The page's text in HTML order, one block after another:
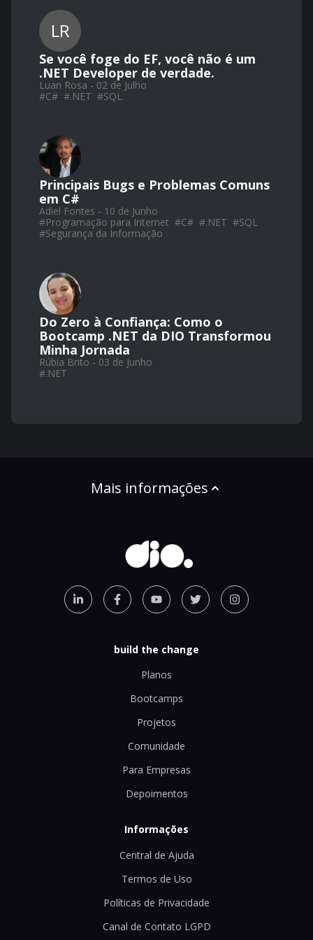
LR
Se você foge do EF, você não é um
.NET Developer de verdade.
Luan Rosa - 02 de Julho
#C# #.NET #SQL
Principais Bugs e Problemas Comuns
em C#
Adiel Fontes - 10 de Junho
#Programação para Internet #C# #.NET #SQL
#Segurança da Informação
Do Zero à Confiança: Como o
Bootcamp .NET da DIO Transformou
Minha Jornada
Rúbia Brito - 03 de Junho
#.NET
Mais informações
build the change
Planos
Bootcamps
Projetos
Comunidade
Para Empresas
Depoimentos
Informações
Central de Ajuda
Termos de Uso
Políticas de Privacidade
Canal de Contato LGPD